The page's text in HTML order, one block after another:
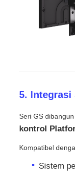
5. Integrasi
Seri GS
kontrol
Kompatibel
Sistem